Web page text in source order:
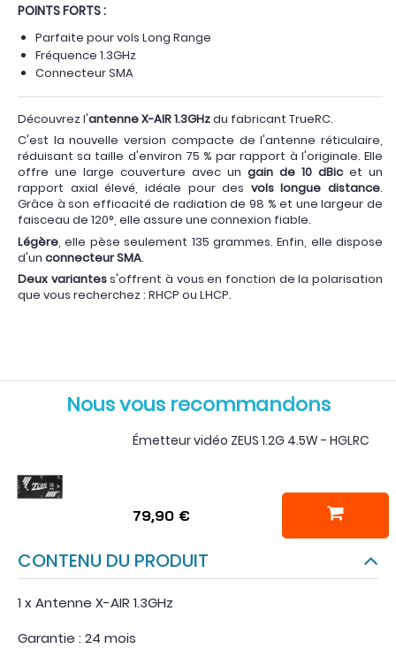
POINTS FORTS :
Parfaite pour vols Long Range
Fréquence 1.3GHz
Connecteur SMA
Découvrez l'antenne X-AIR 1.3GHzdu fabricant TrueRC.
C'est la nouvelle version compacte de l'antenne réticulaire,
réduisant sa taille d'environ 75 % par rapport à l'originale. Elle
offre une large couverture avec un gain de 10 dBic et un
rapport axial élevé, idéale pour des vols longue distance.
Grâce à son efficacité de radiation de 98 % et une largeur de
faisceau de 120°, elle assure une connexion fiable.
Légère , elle pèse seulement 135 grammes. Enfin, elle dispose
d'un connecteur SMA.
Deux variantess'offrent à vous en fonction de la polarisation
que vous recherchez : RHCP ou LHCP.
Nous vous recommandons
Émetteur vidéo ZEUS 1.2G 4.5W - HGLRC
79,90 €
CONTENU DU PRODUIT
1 x Antenne X-AIR 1.3GHz
Garantie : 24 mois